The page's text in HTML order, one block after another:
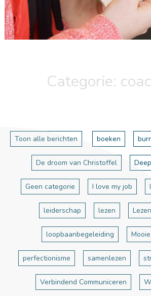
Categorie:
Toon alle berichten boeken
De droom van Christoffel
Geen categorie I love my job
leiderschap lezen
loopbaanbegeleiding
perfectionisme samenlezen
Verbindend Communiceren